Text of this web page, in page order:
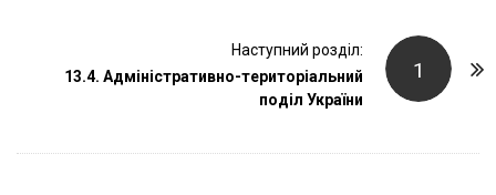
1
Наступний розділ:
13.4. Адміністративно-територіальний
поділ України